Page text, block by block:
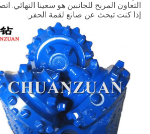
التعاون المربح للجانبين هو سعينا النهائي.
إذا كنت تبحث عن صانع لقمة الحفر.